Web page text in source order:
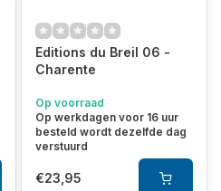
Editions du Breil 06 -
Charente
Op voorraad
Op werkdagen voor 16 uur
besteld wordt dezelfde dag
verstuurd
€23,95